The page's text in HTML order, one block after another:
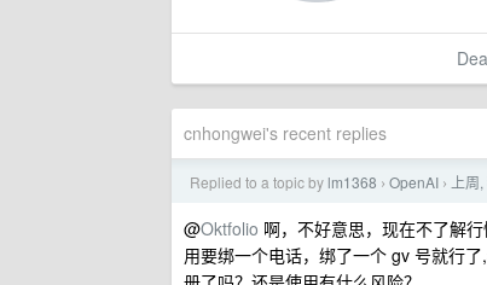
cnhongwei's recent replies
Replied to a topic by lm1368 › OpenAI › 上
@Oktfolio 啊，不好意思，现在不了解
用要绑一个电话，绑了一个 gv 号就行